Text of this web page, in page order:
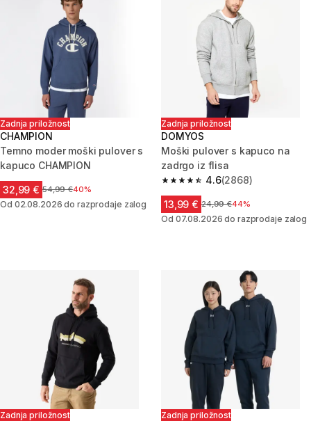
Zadnja priložnost
CHAMPION
Temno moder moški pulover s
kapuco CHAMPION
32,99 € Cena pred znižanjem
54,99 €40%
Od 02.08.2026 do razprodaje zalog
Zadnja priložnost
DOMYOS
Moški pulover s kapuco na
zadrgo iz flisa
4.6
4.6 od 5 zvezdic from 2868
(2868)
13,99 € Cena pred znižanjem
24,99 €44%
Od 07.08.2026 do razprodaje zalog
Zadnja priložnost Zadnja priložnost